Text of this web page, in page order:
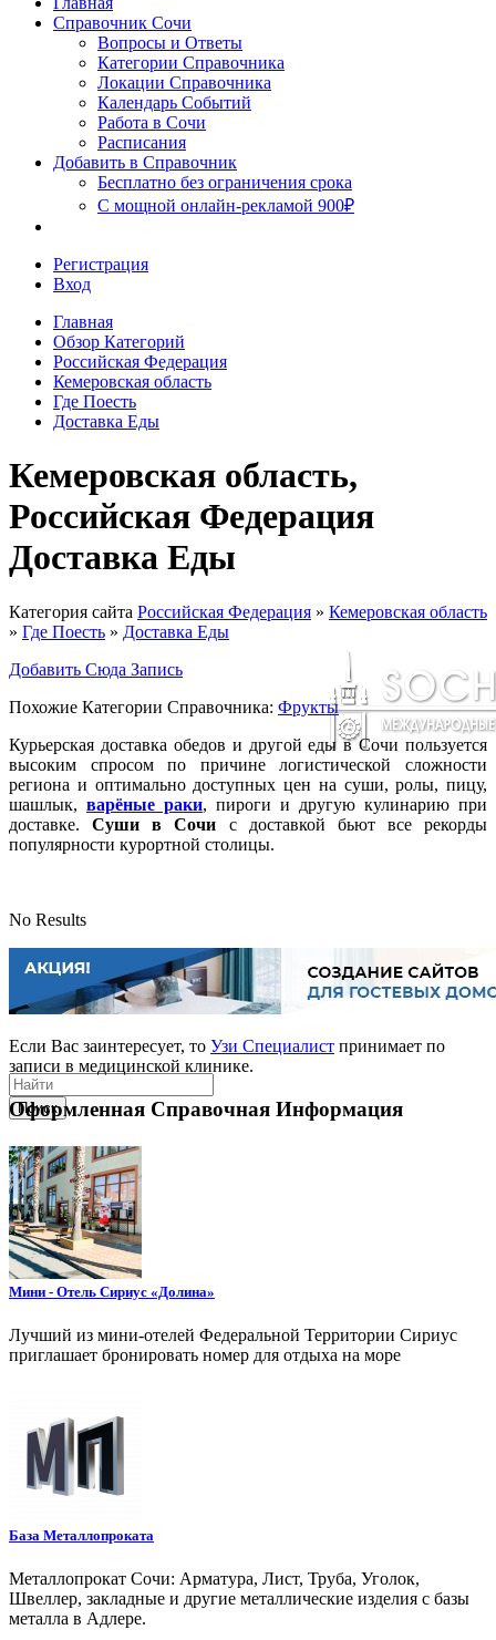
Сочи
Поиск
Справочник Сочи
Вопросы и Ответы
Категории Справочника
Локации Справочника
Календарь Событий
Работа в Сочи
Расписания
Добавить в Справочник
Бесплатно без ограничения срока
С мощной онлайн-рекламой 900₽
Регистрация
Вход
Главная
Обзор Категорий
Российская Федерация
Кемеровская область
Где Поесть
Доставка Еды
Кемеровская область,
Российская Федерация
Доставка Еды
Категория сайта Российская Федерация » Кемеровская область
» Где Поесть » Доставка Еды
Добавить Сюда Запись
Похожие Категории Справочника: Фрукты
Курьерская доставка обедов и другой еды в Сочи пользуется
высоким спросом по причине логистической сложности
региона и оптимально доступных цен на суши, ролы, пицу,
шашлык, варёные раки, пироги и другую кулинарию при
доставке.Суши в Сочи с доставкой бьют все рекорды
популярности курортной столицы.
No Results
Если Вас заинтересует, то Узи Специалист принимает по
записи в медицинской клинике.
Оформленная Справочная Информация
Мини - Отель Сириус «Долина»
Лучший из мини-отелей Федеральной Территории Сириус
приглашает бронировать номер для отдыха на море
База Металлопроката
Металлопрокат Сочи: Арматура, Лист, Труба, Уголок,
Швеллер, закладные и другие металлические изделия с базы
металла в Адлере.